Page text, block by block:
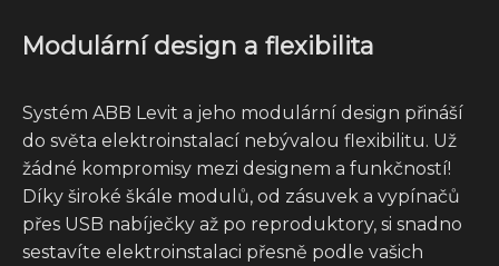
Modulární design a flexibilita
Systém ABB Levit a jeho modulární design přináší
do světa elektroinstalací nebývalou flexibilitu. Už
žádné kompromisy mezi designem a funkčností!
Díky široké škále modulů, od zásuvek a vypínačů
přes USB nabíječky až po reproduktory, si snadno
sestavíte elektroinstalaci přesně podle vašich